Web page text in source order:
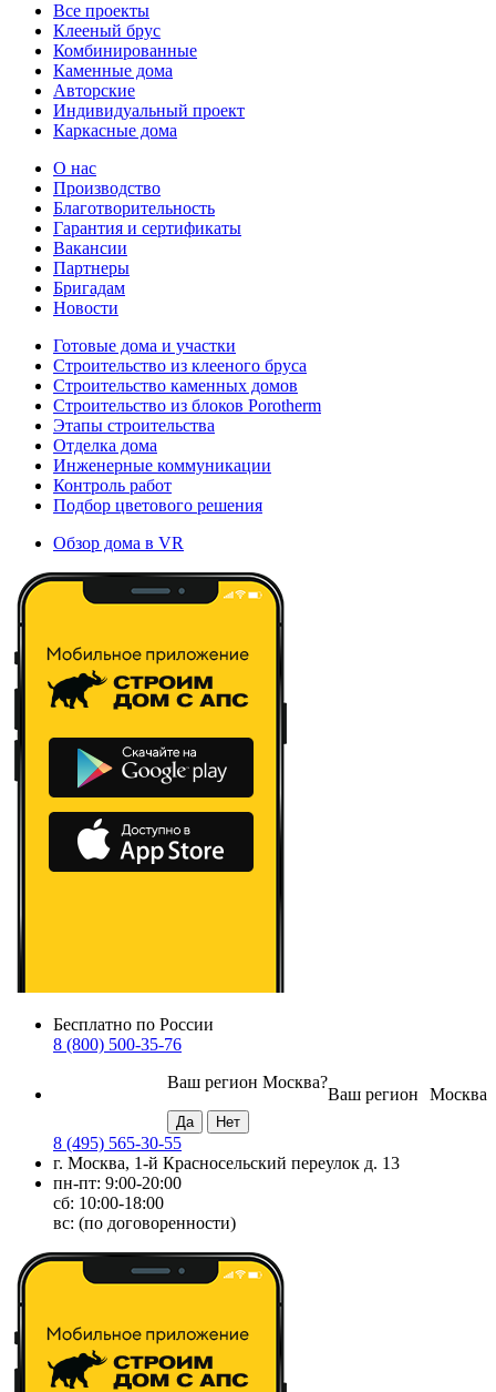
Все проекты
Клееный брус
Комбинированные
Каменные дома
Авторские
Индивидуальный проект
Каркасные дома
О нас
Производство
Благотворительность
Гарантия и сертификаты
Вакансии
Партнеры
Бригадам
Новости
Готовые дома и участки
Строительство из клееного бруса
Строительство каменных домов
Строительство из блоков Porotherm
Этапы строительства
Отделка дома
Инженерные коммуникации
Контроль работ
Подбор цветового решения
Обзор дома в VR
Бесплатно по России
8 (800) 500-35-76
Москва
Ваш регион
Ваш регион Москва?
8 (495) 565-30-55
г. Москва, 1-й Красносельский переулок д. 13
пн-пт: 9:00-20:00
сб: 10:00-18:00
вс: (по договоренности)